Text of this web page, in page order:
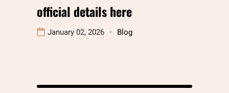
official details here
January 02, 2026 Blog